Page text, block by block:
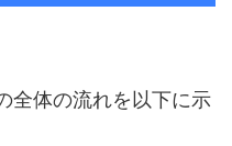
全体の流れを以下に示